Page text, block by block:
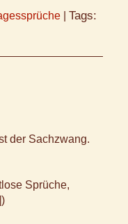
Tags:
der Sachzwang.
Sprüche,